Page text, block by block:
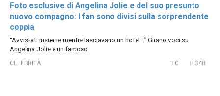
Foto esclusive di Angelina Jolie e del suo presunto
nuovo compagno: I fan sono divisi sulla sorprendente
coppia
“Avvistati insieme mentre lasciavano un hotel…” Girano voci su
Angelina Jolie e un famoso
CELEBRITÀ 0 348